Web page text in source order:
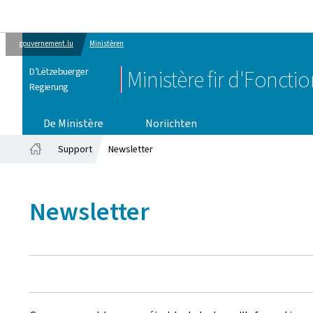
gouvernement.lu Ministèren
D’Lëtzebuerger
Regierung
Ministère fir
De Ministère
Noriichten
Support Newsletter
Newsletter